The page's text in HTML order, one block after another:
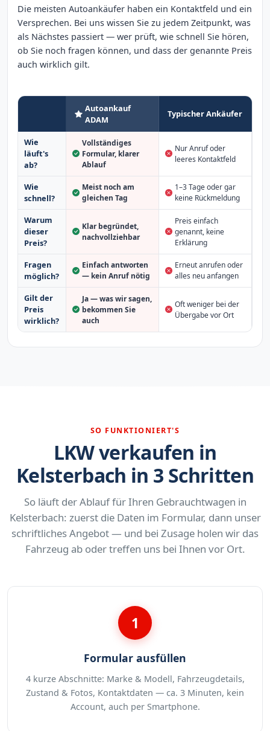
Die meisten Autoankäufer haben ein Kontaktfeld und ein
Versprechen. Bei uns wissen Sie zu jedem Zeitpunkt, was
als Nächstes passiert — wer prüft, wie schnell Sie hören,
ob Sie noch fragen können, und dass der genannte Preis
auch wirklich gilt.
Autoankauf
ADAM
Typischer Ankäufer
Wie
läuft's
ab?
Vollständiges
Formular, klarer
Ablauf
Nur Anruf oder
leeres Kontaktfeld
Wie
schnell?
Meist noch am
gleichen Tag
1–3 Tage oder gar
keine Rückmeldung
Warum
dieser
Preis?
Klar begründet,
nachvollziehbar
Preis einfach
genannt, keine
Erklärung
Fragen
möglich?
Einfach antworten
— kein Anruf nötig
Erneut anrufen oder
alles neu anfangen
Gilt der
Preis
wirklich?
Ja — was wir sagen,
bekommen Sie
auch
Oft weniger bei der
Übergabe vor Ort
SO FUNKTIONIERT'S
LKW verkaufen in
Kelsterbach in 3 Schritten
So läuft der Ablauf für Ihren Gebrauchtwagen in
Kelsterbach: zuerst die Daten im Formular, dann unser
schriftliches Angebot — und bei Zusage holen wir das
Fahrzeug ab oder treffen uns bei Ihnen vor Ort.
1
Formular ausfüllen
4 kurze Abschnitte: Marke & Modell, Fahrzeugdetails,
Zustand & Fotos, Kontaktdaten — ca. 3 Minuten, kein
Account, auch per Smartphone.